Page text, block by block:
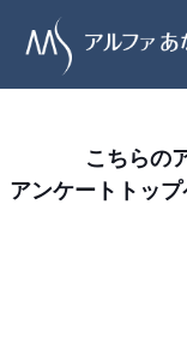
こちらの
アンケートトッ